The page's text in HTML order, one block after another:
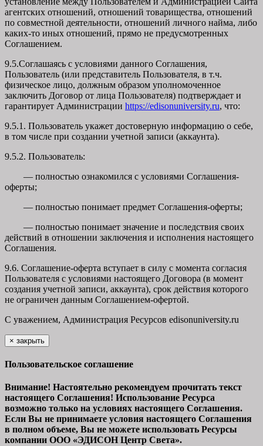
агентских отношений, отношений товарищества, отношений
по совместной деятельности, отношений личного найма, либо
каких-то иных отношений, прямо не предусмотренных
Соглашением.
9.5.Соглашаясь с условиями данного Соглашения,
Пользователь (или представитель Пользователя, в т.ч.
физическое лицо, должным образом уполномоченное
заключить Договор от лица Пользователя) подтверждает и
гарантирует Администрации https://edisonuniversity.ru, что:
9.5.1. Пользователь укажет достоверную информацию о себе,
в том числе при создании учетной записи (аккаунта).
9.5.2. Пользователь:
— полностью ознакомился с условиями Соглашения-
оферты;
— полностью понимает предмет Соглашения-оферты;
— полностью понимает значение и последствия своих
действий в отношении заключения и исполнения настоящего
Соглашения.
9.6. Соглашение-оферта вступает в силу с момента согласия
Пользователя с условиями настоящего Договора (в момент
создания учетной записи, аккаунта), срок действия которого
не ограничен данным Соглашением-офертой.
С уважением, Администрация Ресурсов edisonuniversity.ru
× закрыть
Пользовательское соглашение
Внимание! Настоятельно рекомендуем прочитать текст
настоящего Соглашения! Использование Ресурса
возможно только на условиях настоящего Соглашения.
Если Вы не принимаете условия настоящего Соглашения
в полном объеме, Вы не можете использовать Ресурсы
компании ООО «ЭДИСОН Центр Света».